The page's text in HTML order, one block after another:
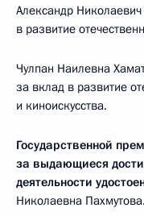
Александр
в развитие
Чулпан Наилевна
за вклад в развитие
и киноискусства.
Государственной
за выдающиеся
деятельности
Николаевна Пахмутова.